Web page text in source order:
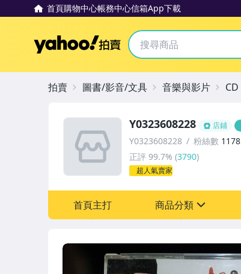
首頁購物中心帳務中心信箱App下載
Yahoo拍賣
Y0323608228 店鋪
Y0323608228 粉絲數 1178
正評 99.7% (3790)
超人氣賣家
首頁主打 商品分類
拍賣 圖書/影音/文具 音樂與影片 CD